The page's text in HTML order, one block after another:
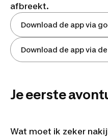
afbreekt.
Download de app via
Download de app via
Je eerste
Wat moet ik zeker